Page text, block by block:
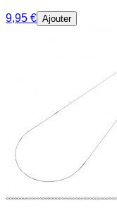
9,95 € Ajouter